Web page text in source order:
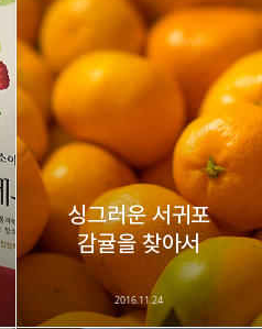
갖춘 보편적
.
라인 트위터
네이버 블로그
싱그러운 서귀포
감귤을 찾아서
2016.11.24